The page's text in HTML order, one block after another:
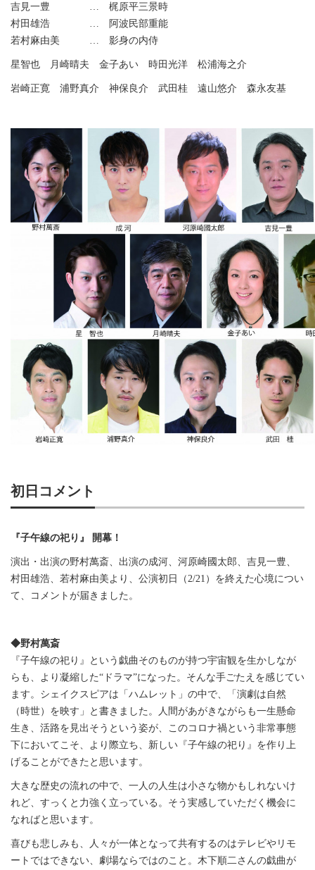
吉見一豊 … 梶原平三景時
村田雄浩 … 阿波民部重能
若村麻由美 … 影身の内侍
星智也 月崎晴夫 金子あい 時田光洋 松浦海之介
岩崎正寛 浦野真介 神保良介 武田桂 遠山悠介 森永友基
初日コメント
『子午線の祀り』 開幕！
演出・出演の野村萬斎、出演の成河、河原崎國太郎、吉見一豊、
村田雄浩、若村麻由美より、公演初日（2/21）を終えた心境につい
て、コメントが届きました。
◆野村萬斎
『子午線の祀り』という戯曲そのものが持つ宇宙観を生かしなが
らも、より凝縮した“ドラマ”になった。そんな手ごたえを感じてい
ます。シェイクスピアは「ハムレット」の中で、「演劇は自然
（時世）を映す」と書きました。人間があがきながらも一生懸命
生き、活路を見出そうという姿が、このコロナ禍という非常事態
下においてこそ、より際立ち、新しい『子午線の祀り』を作り上
げることができたと思います。
大きな歴史の流れの中で、一人の人生は小さな物かもしれないけ
れど、すっくと力強く立っている。そう実感していただく機会に
なればと思います。
喜びも悲しみも、人々が一体となって共有するのはテレビやリモ
ートではできない、劇場ならではのこと。木下順二さんの戯曲が